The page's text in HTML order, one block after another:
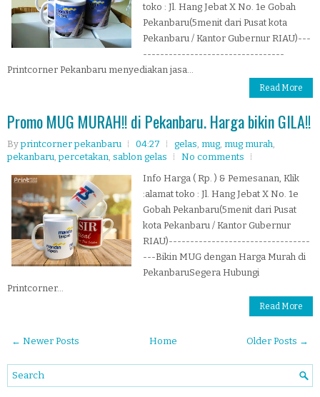
toko : Jl. Hang Jebat X No. 1e Gobah
Pekanbaru(5menit dari Pusat kota
Pekanbaru / Kantor Gubernur RIAU)---
---------------------------------
Printcorner Pekanbaru menyediakan jasa...
Read More
Promo MUG MURAH!! di Pekanbaru. Harga bikin GILA!!
Byprintcorner pekanbaru 04:27 gelas mug mug murah
pekanbaru ,percetakan sablon gelas
No comments
Info Harga ( Rp. ) & Pemesanan, Klik
:alamat toko : Jl. Hang Jebat X No. 1e
Gobah Pekanbaru(5menit dari Pusat
kota Pekanbaru / Kantor Gubernur
RIAU)---------------------------------
---Bikin MUG dengan Harga Murah di
PekanbaruSegera Hubungi
Printcorner...
Read More
← Newer Posts Older Posts →
Home